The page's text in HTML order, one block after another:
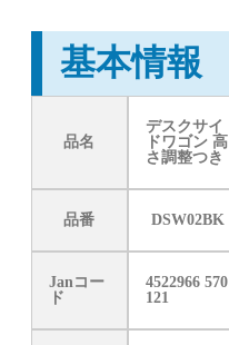
基本情報
品名
デスクサイ
ドワゴン 高
さ調整つき
品番 DSW02BK
Janコー
ド
4522966 570
121